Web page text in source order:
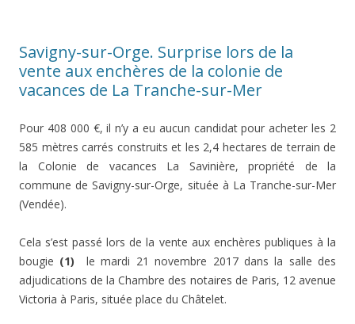
Savigny-sur-Orge. Surprise lors de la
vente aux enchères de la colonie de
vacances de La Tranche-sur-Mer
Pour 408 000 €, il n’y a eu aucun candidat pour acheter les 2
585 mètres carrés construits et les 2,4 hectares de terrain de
la Colonie de vacances La Savinière, propriété de la
commune de Savigny-sur-Orge, située à La Tranche-sur-Mer
(Vendée).
Cela s’est passé lors de la vente aux enchères publiques à la
bougie (1)
le mardi 21 novembre 2017 dans la salle des
adjudications de la Chambre des notaires de Paris, 12 avenue
Victoria à Paris, située place du Châtelet.